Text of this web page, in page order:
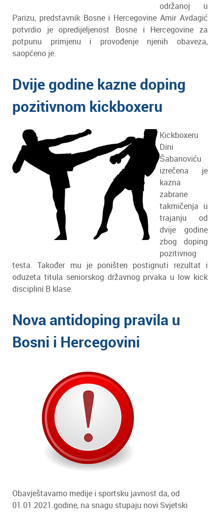
održanoj u
Parizu, predstavnik Bosne i Hercegovine Amir Avdagić
potvrdio je opredijeljenost Bosne i Hercegovine za
potpunu primjenu i provođenje njenih obaveza,
saopćeno je.
Dvije godine kazne doping
pozitivnom kickboxeru
Kickboxeru
Dini
Šabanoviću
izrečena je
kazna
zabrane
takmičenja u
trajanju od
dvije godine
zbog doping
pozitivnog
testa. Također mu je poništen postignuti rezultat i
oduzeta titula seniorskog državnog prvaka u low kick
disciplini B klase.
Nova antidoping pravila u
Bosni i Hercegovini
Obavještavamo medije i sportsku javnost da, od
01.01.2021.godine, na snagu stupaju novi Svjetski